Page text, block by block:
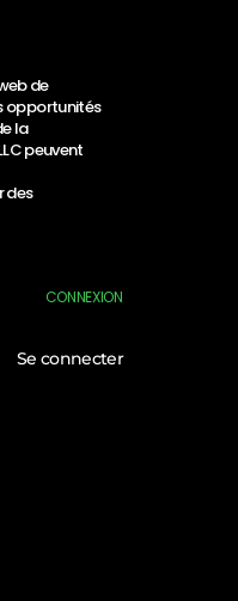
de
opportunités
la
peuvent
des
CONNEXION
Se connecter